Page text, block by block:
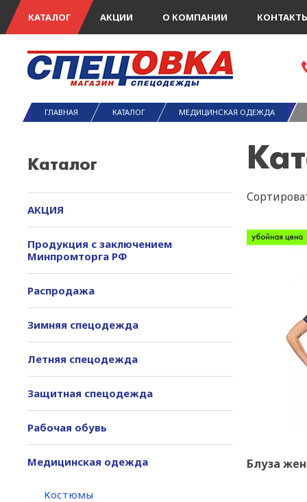
КАТАЛОГ АКЦИИ О КОМПАНИИ
ГЛАВНАЯ КАТАЛОГ МЕДИЦИНСКАЯ ОДЕЖДА
Каталог
АКЦИЯ
Продукция с заключением
Минпромторга РФ
Распродажа
Зимняя спецодежда
Летняя спецодежда
Защитная спецодежда
Рабочая обувь
Медицинская одежда
Костюмы
Блуза